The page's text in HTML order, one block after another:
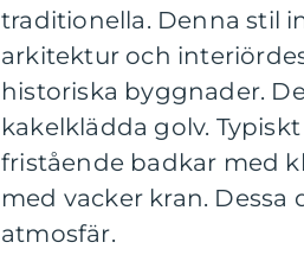
traditionella. Denna stil
arkitektur och
historiska byggnader.
kakelklädda golv.
fristående badkar med
med vacker kran.
atmosfär.